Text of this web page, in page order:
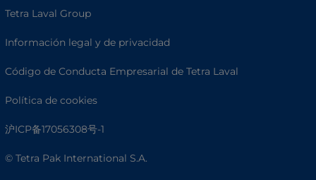
Tetra Laval Group
Información legal y de privacidad
Código de Conducta Empresarial de Tetra Laval
Política de cookies
沪ICP备17056308号-1
© Tetra Pak International S.A.